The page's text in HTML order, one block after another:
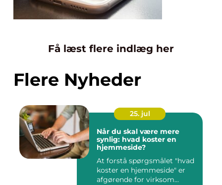
Få læst flere indlæg her
Flere Nyheder
25. jul
Når du skal være mere
synlig: hvad koster en
hjemmeside?
At forstå spørgsmålet "hvad
koster en hjemmeside" er
afgørende for virksom...